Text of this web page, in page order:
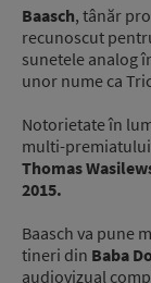
Baasch, tânăr
recunoscut
sunetele analog
unor nume ca
Notorietate în
multi-premiatului
Thomas
2015.
Baasch va pune
tineri din Baba
audiovizual